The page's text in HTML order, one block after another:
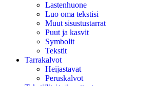
Lastenhuone
Luo oma tekstisi
Muut sisustustarrat
Puut ja kasvit
Symbolit
Tekstit
Tarrakalvot
Heijastavat
Peruskalvot